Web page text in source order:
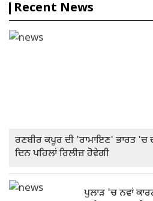
Recent News
ਰਣਬੀਰ ਕਪੂਰ ਦੀ 'ਰਾਮਾਇਣ' ਭਾਰਤ 'ਚ
ਦਿਨ ਪਹਿਲਾਂ ਰਿਲੀਜ਼ ਹੋਵੇਗੀ
ਪੁਲਾੜ 'ਚ ਨਵਾਂ